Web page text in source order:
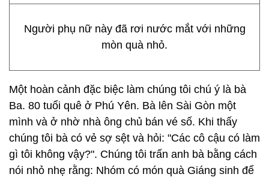
Người phụ nữ này đã rơi nước mắt với những
mòn quà nhỏ.
Một hoàn cảnh đặc biệc làm chúng tôi chú ý là bà
Ba. 80 tuổi quê ở Phú Yên. Bà lên Sài Gòn một
mình và ở nhờ nhà ông chủ bán vé số. Khi thấy
chúng tôi bà có vẻ sợ sệt và hỏi: "Các cô cậu có làm
gì tôi không vậy?". Chúng tôi trấn anh bà bằng cách
nói nhỏ nhẹ rằng: Nhóm có món quà Giáng sinh để